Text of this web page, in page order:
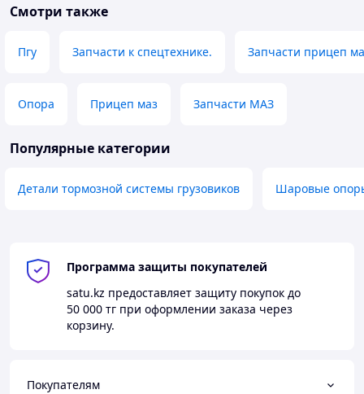
Смотри также
Пгу Запчасти к спецтехнике. Запчасти прицеп
Опора Прицеп маз Запчасти МАЗ
Популярные категории
Детали тормозной системы грузовиков Шаровые
Программа защиты покупателей
satu.kz предоставляет защиту покупок до
50 000 тг при оформлении заказа через
корзину.
Покупателям